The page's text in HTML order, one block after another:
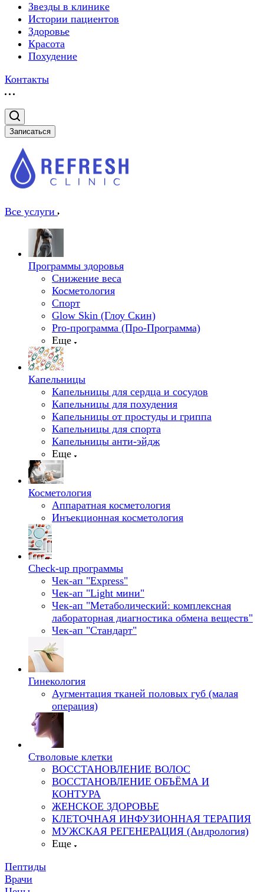
Звезды в клинике
Истории пациентов
Здоровье
Красота
Похудение
Контакты
Записаться
Все услуги
Программы здоровья
Снижение веса
Косметология
Спорт
Glow Skin (Глоу Скин)
Pro-программа (Про-Программа)
Еще
Капельницы
Капельницы для сердца и сосудов
Капельницы для похудения
Капельницы от простуды и гриппа
Капельницы для спорта
Капельницы анти-эйдж
Еще
Косметология
Аппаратная косметология
Инъекционная косметология
Check-up программы
Чек-ап "Express"
Чек-ап "Light мини"
Чек-ап "Метаболический: комплексная
лабораторная диагностика обмена веществ"
Чек-ап "Стандарт"
Гинекология
Аугментация тканей половых губ (малая
операция)
Стволовые клетки
ВОССТАНОВЛЕНИЕ ВОЛОС
ВОССТАНОВЛЕНИЕ ОБЪЁМА И
КОНТУРА
ЖЕНСКОЕ ЗДОРОВЬЕ
КЛЕТОЧНАЯ ИНФУЗИОННАЯ ТЕРАПИЯ
МУЖСКАЯ РЕГЕНЕРАЦИЯ (Андрология)
Еще
Пептиды
Врачи